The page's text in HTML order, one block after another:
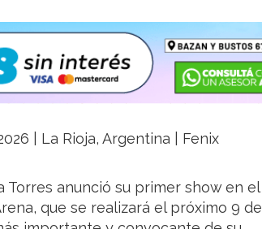
| La Rioja, Argentina | Fenix
anunció su primer show en el
que se realizará el próximo 9 de